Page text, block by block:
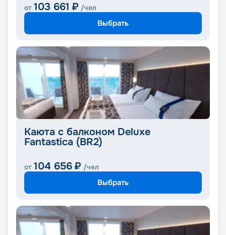
от 103 661 ₽ /чел
Выбрать
Каюта с балконом Deluxe
Fantastica (BR2)
от 104 656 ₽ /чел
Выбрать